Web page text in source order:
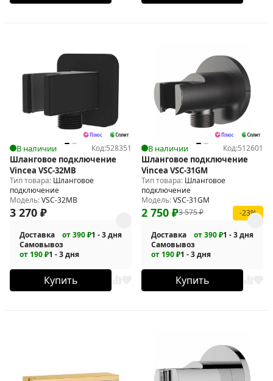
В наличии Код:528351
Шланговое подключение
Vincea VSC-32MB
Тип товара: Шланговое
подключение
Модель:VSC-32MB
3 270 ₽
Доставка от 390 ₽1 - 3 дня
Самовывоз
от 190 ₽1 - 3 дня
Купить
В наличии Код:512601
Шланговое подключение
Vincea VSC-31GM
Тип товара: Шланговое
подключение
Модель:VSC-31GM
3 575₽
2 750 ₽ -23%
Доставка от 390 ₽1 - 3 дня
Самовывоз
от 190 ₽1 - 3 дня
Купить